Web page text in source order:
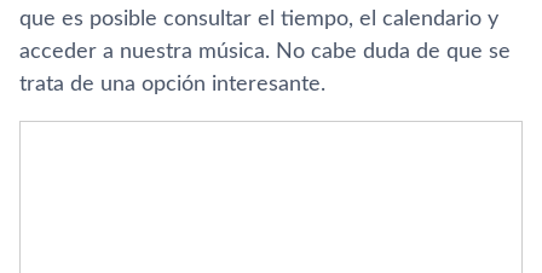
que es posible consultar el tiempo, el calendario y
acceder a nuestra música. No cabe duda de que se
trata de una opción interesante.